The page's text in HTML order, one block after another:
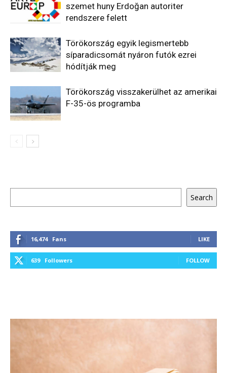
szemet huny Erdoğan autoriter
rendszere felett
Törökország egyik legismertebb
síparadicsomát nyáron futók ezrei
hódítják meg
Törökország visszakerülhet az amerikai
F-35-ös programba
Search
16,474 Fans LIKE
639 Followers FOLLOW